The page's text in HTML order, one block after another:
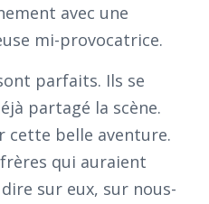
avec une
mi-provocatrice.
parfaits. Ils se
partagé la scène.
cette belle aventure.
qui auraient
sur eux, sur nous-